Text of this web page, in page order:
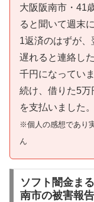
大阪阪南市・41
ると聞いて週末
1返済のはずが、
遅れると連絡し
千円になってい
続け、借りた5万
を支払いました
※個人の感想であり
ん
ソフト闇金ま
南市の被害報告